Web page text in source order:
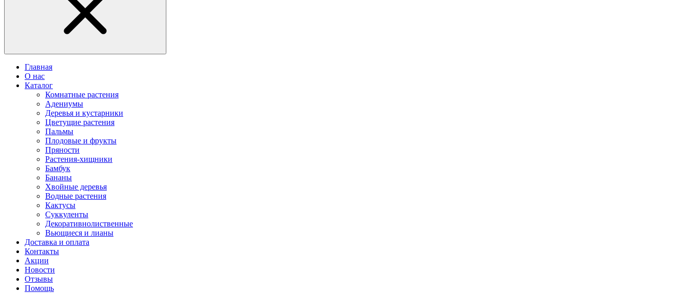
Главная
О нас
Каталог
Комнатные растения
Адениумы
Деревья и кустарники
Цветущие растения
Пальмы
Плодовые и фрукты
Пряности
Растения-хищники
Бамбук
Бананы
Хвойные деревья
Водные растения
Кактусы
Суккуленты
Декоративнолиственные
Вьющиеся и лианы
Доставка и оплата
Контакты
Акции
Новости
Отзывы
Помощь